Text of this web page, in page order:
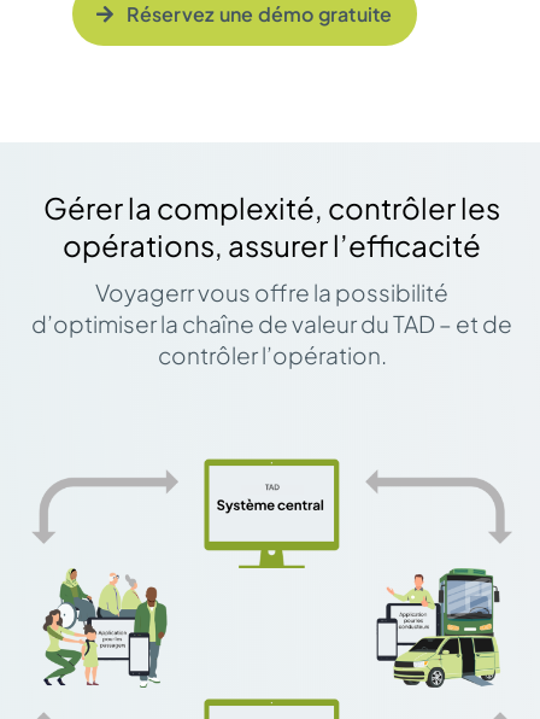
Réservez une démo gratuite
Gérer la complexité, contrôler les
opérations, assurer l’efficacité
Voyagerr vous offre la possibilité
d’optimiser la chaîne de valeur du TAD – et de
contrôler l’opération.